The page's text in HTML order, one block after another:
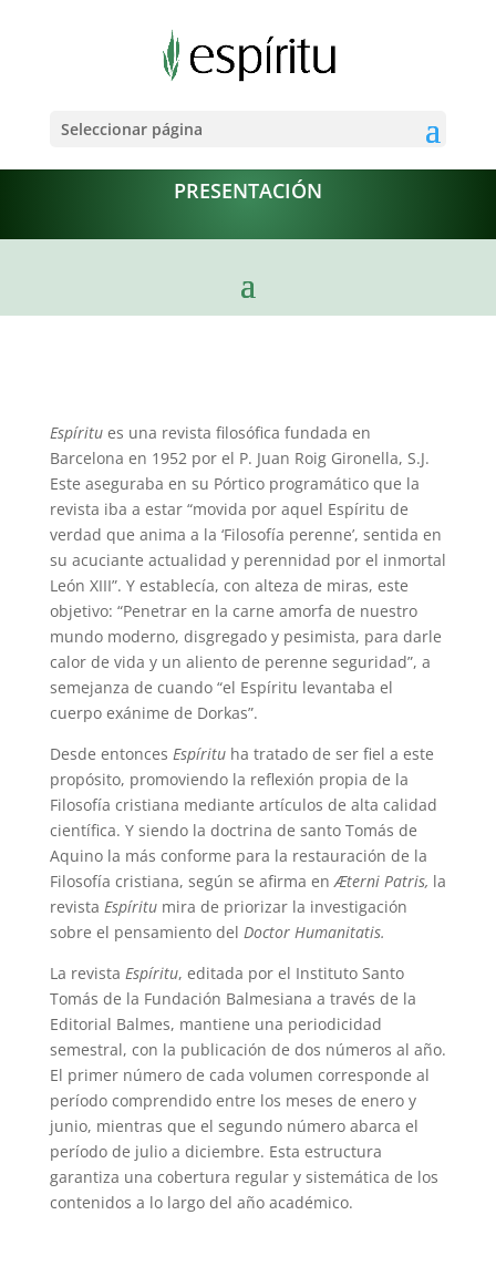
Seleccionar página
PRESENTACIÓN
Espíritues una revista filosófica fundada en
Barcelona en 1952 por el P. Juan Roig Gironella, S.J.
Este asegu­raba en su Pórtico programático que la
revista iba a estar “movida por aquel Espíritu de
verdad que anima a la ‘Filosofía perenne’, sentida en
su acucian­te actualidad y perennidad por el inmortal
León XIII”. Y establecía, con alteza de miras, este
objetivo: “Penetrar en la carne amorfa de nuestro
mun­do moderno, disgregado y pesimista, para darle
calor de vida y un aliento de perenne seguridad”, a
semejanza de cuando “el Espíritu levantaba el
cuerpo exánime de Dorkas”.
Desde entonces Espírituha tratado de ser fiel a este
propósito, promoviendo la reflexión propia de la
Filosofía cristiana mediante artículos de alta calidad
científica. Y siendo la doctrina de santo Tomás de
Aquino la más conforme para la restauración de la
Filosofía cristiana, según se afirma enÆterni Patris, la
revista Espíritu mira de priorizar la investigación
sobre el pensamiento del Doctor Humanitatis.
La revista Espíritu, editada por el Instituto Santo
Tomás de la Fundación Balmesiana a través de la
Editorial Balmes, mantiene una periodicidad
semestral, con la publicación de dos números al año.
El primer número de cada volumen corresponde al
período comprendido entre los meses de enero y
junio, mientras que el segundo número abarca el
período de julio a diciembre. Esta estructura
garantiza una cobertura regular y sistemática de los
contenidos a lo largo del año académico.